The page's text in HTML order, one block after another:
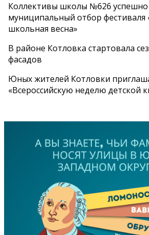
Коллективы школы №626
муниципальный отбор фестиваля
школьная весна»
В районе Котловка стартовала
фасадов
Юных жителей Котловки
«Всероссийскую неделю детской